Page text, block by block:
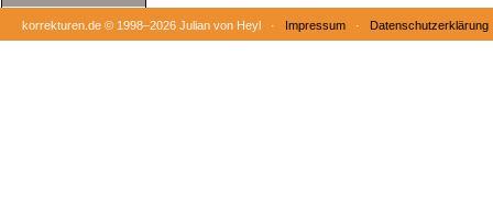
korrekturen.de © 1998–2026 Julian von Heyl · Impressum · Datenschutzerklärung